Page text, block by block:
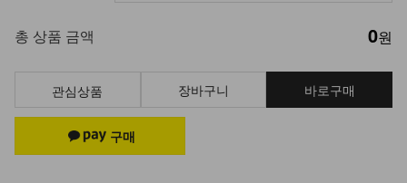
총 상품 금액 0원
관심상품 장바구니 바로구매